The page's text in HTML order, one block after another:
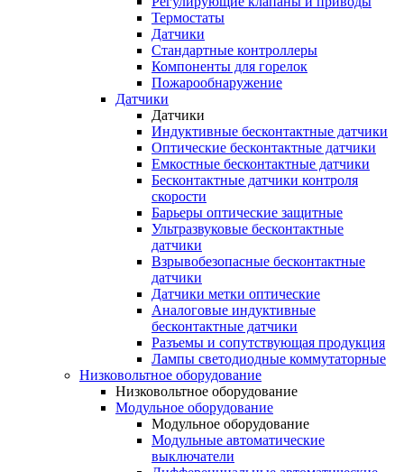
Термостаты
Датчики
Стандартные контроллеры
Компоненты для горелок
Пожарообнаружение
Датчики
Датчики
Индуктивные бесконтактные датчики
Оптические бесконтактные датчики
Емкостные бесконтактные датчики
Бесконтактные датчики контроля
скорости
Барьеры оптические защитные
Ультразвуковые бесконтактные
датчики
Взрывобезопасные бесконтактные
датчики
Датчики метки оптические
Аналоговые индуктивные
бесконтактные датчики
Разъемы и сопутствующая продукция
Лампы светодиодные коммутаторные
Низковольтное оборудование
Низковольтное оборудование
Модульное оборудование
Модульное оборудование
Модульные автоматические
выключатели